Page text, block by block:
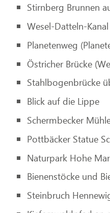
Stirnberg Brunnen
Wesel-Datteln-Kanal
Planetenweg
Östricher Brücke
Stahlbogenbrücke
Blick auf die Lippe
Schermbecker
Pottbäcker Statue
Naturpark Hohe
Bienenstöcke und
Steinbruch